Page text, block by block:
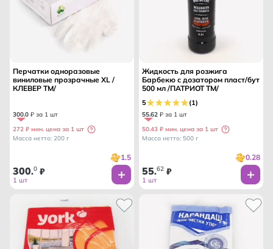
Перчатки одноразовые
виниловые прозрачные XL /
КЛЕВЕР ТМ/
300.0 ₽ за 1 шт
272 ₽ мин. цена за 1 шт
Масса нетто: 200 г
1.5
300.0 ₽
1 шт
Жидкость для розжига
Барбекю с дозатором пласт/бут
500 мл /ПАТРИОТ ТМ/
5 (1)
55.62 ₽ за 1 шт
50.43 ₽ мин. цена за 1 шт
Масса нетто: 500 г
0.28
55.62 ₽
1 шт